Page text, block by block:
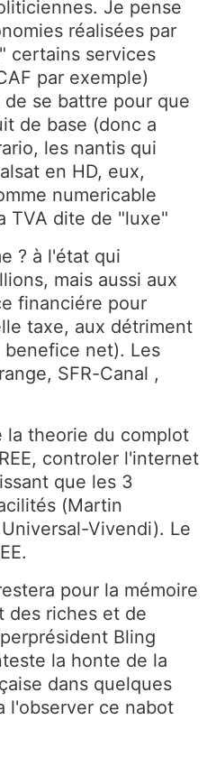
Je pense
réalisées par
certains services
par exemple)
se battre pour que
de base (donc a
les nantis qui
en HD, eux,
numericable
TVA dite de "luxe"
? à l'état qui
mais aussi aux
financiére pour
taxe, aux détriment
benefice net). Les
SFR-Canal ,
la theorie du complot
controler l'internet
que les 3
(Martin
Vivendi). Le
pour la mémoire
des riches et de
Bling
la honte de la
dans quelques
l'observer ce nabot